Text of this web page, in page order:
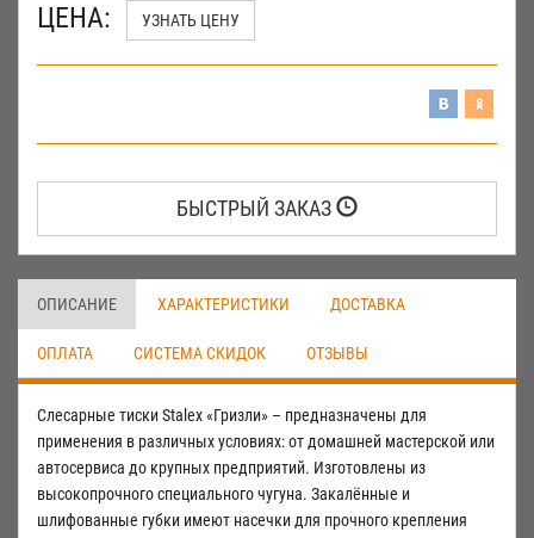
ЦЕНА: УЗНАТЬ ЦЕНУ
БЫСТРЫЙ ЗАКАЗ
ОПИСАНИЕ ХАРАКТЕРИСТИКИ ДОСТАВКА
ОПЛАТА СИСТЕМА СКИДОК ОТЗЫВЫ
Слесарные тиски Stalex «Гризли» – предназначены для
применения в различных условиях: от домашней мастерской или
автосервиса до крупных предприятий. Изготовлены из
высокопрочного специального чугуна. Закалённые и
шлифованные губки имеют насечки для прочного крепления